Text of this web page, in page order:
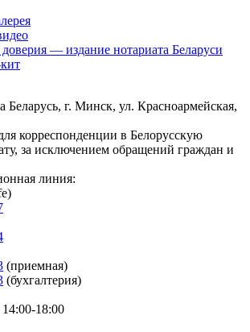
— издание нотариата Беларуси
Беларусь, г. Минск, ул. Красноармейская,
корреспонденции в Белорусскую
за исключением обращений граждан и
линия:
(приемная)
(бухгалтерия)
18:00